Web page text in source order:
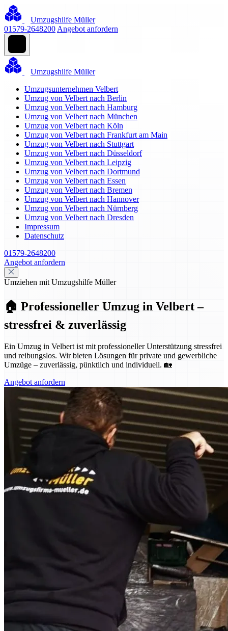
Umzugshilfe Müller
01579-2648200 Angebot anfordern
Umzugshilfe Müller
Umzugsunternehmen Velbert
Umzug von Velbert nach Berlin
Umzug von Velbert nach Hamburg
Umzug von Velbert nach München
Umzug von Velbert nach Köln
Umzug von Velbert nach Frankfurt am Main
Umzug von Velbert nach Stuttgart
Umzug von Velbert nach Düsseldorf
Umzug von Velbert nach Leipzig
Umzug von Velbert nach Dortmund
Umzug von Velbert nach Essen
Umzug von Velbert nach Bremen
Umzug von Velbert nach Hannover
Umzug von Velbert nach Nürnberg
Umzug von Velbert nach Dresden
Impressum
Datenschutz
01579-2648200
Angebot anfordern
Umziehen mit Umzugshilfe Müller
🏠 Professioneller Umzug in Velbert –
stressfrei & zuverlässig
Ein Umzug in Velbert ist mit professioneller Unterstützung stressfrei
und reibungslos. Wir bieten Lösungen für private und gewerbliche
Umzüge – zuverlässig, pünktlich und individuell. 🏡
Angebot anfordern